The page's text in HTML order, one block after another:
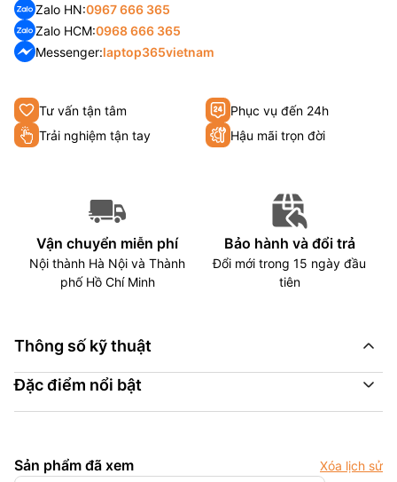
Tư vấn tận tâm
Phục vụ đến 24h
Trải nghiệm tận tay
Hậu mãi trọn đời
Vận chuyển miễn phí
Nội thành Hà Nội và Thành
phố Hồ Chí Minh
Bảo hành và đổi trả
Đổi mới trong 15 ngày đầu
tiên
Thông số kỹ thuật
Đặc điểm nổi bật
Zalo HN:0967 666 365
Zalo HCM:0968 666 365
Messenger:laptop365vietnam
Sản phẩm đã xem Xóa lịch sử